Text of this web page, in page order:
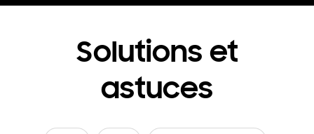
Solutions et
astuces